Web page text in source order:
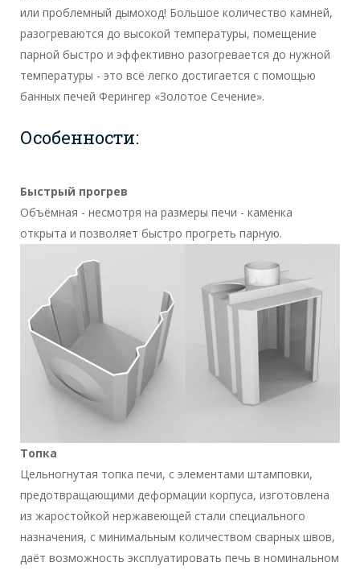
или проблемный дымоход! Большое количество камней,
разогреваются до высокой температуры, помещение
парной быстро и эффективно разогревается до нужной
температуры - это всё легко достигается с помощью
банных печей Ферингер «Золотое Сечение».
Особенности:
Быстрый прогрев
Объёмная - несмотря на размеры печи - каменка
открыта и позволяет быстро прогреть парную.
Топка
Цельногнутая топка печи, с элементами штамповки,
предотвращающими деформации корпуса, изготовлена
из жаростойкой нержавеющей стали специального
назначения, с минимальным количеством сварных швов,
даёт возможность эксплуатировать печь в номинальном